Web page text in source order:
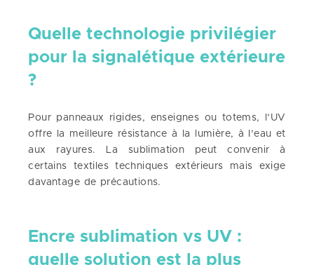
Quelle technologie privilégier
pour la signalétique extérieure
?
Pour panneaux rigides, enseignes ou totems, l’UV
offre la meilleure résistance à la lumière, à l’eau et
aux rayures. La sublimation peut convenir à
certains textiles techniques extérieurs mais exige
davantage de précautions.
Encre sublimation vs UV :
quelle solution est la plus